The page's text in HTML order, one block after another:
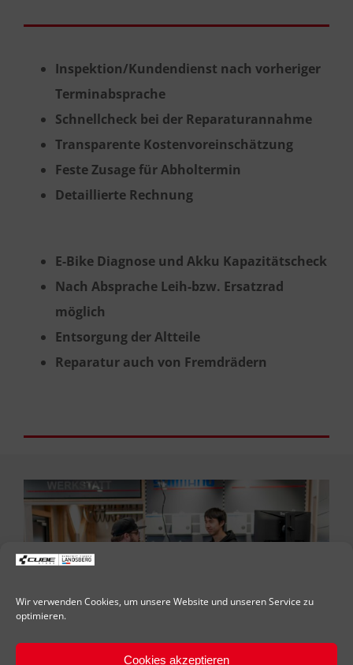
Wir verwenden Cookies, um unsere Website und unseren Service zu
optimieren.
Cookies akzeptieren
Inspektion/Kundendienst nach vorheriger
Terminabsprache
Schnellcheck bei der Reparaturannahme
Transparente Kostenvoreinschätzung
Feste Zusage für Abholtermin
Detaillierte Rechnung
E-Bike Diagnose und Akku Kapazitätscheck
Nach Absprache Leih-bzw. Ersatzrad
möglich
Entsorgung der Altteile
Reparatur auch von Fremdrädern